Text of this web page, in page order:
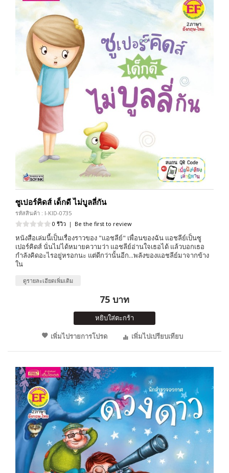
ซูเปอร์คิดส์ เด็กดี ไม่บูลลี่กัน
รหัสสินค้า : I-KID-0735
0 รีวิว | Be the first to review
หนังสือเล่มนี้เป็นเรื่องราวของ "แอชลีย์" เพื่อนของฉัน แอชลีย์เป็นซู
เปอร์คิดส์ นั่นไม่ได้หมายความว่า แอชลีย์อ่านใจเธอได้ แล้วบอกเธอ
กำลังคิดอะไรอยู่หรอกนะ แต่ดีกว่านั้นอีก...พลังของแอชลีย์มาจากข้าง
ใน
ดูรายละเอียดเพิ่มเติม
75 บาท
หยิบใส่ตะกร้า
เพิ่มไปรายการโปรด
เพิ่มไปเปรียบเทียบ